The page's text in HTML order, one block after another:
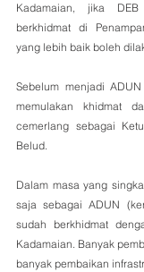
Kadamaian, jika
berkhidmat di
yang lebih baik boleh
Sebelum menjadi
memulakan khidmat
cemerlang sebagai
Belud.
Dalam masa yang
saja sebagai ADUN
sudah berkhidmat
Kadamaian. Banyak
banyak pembaikan